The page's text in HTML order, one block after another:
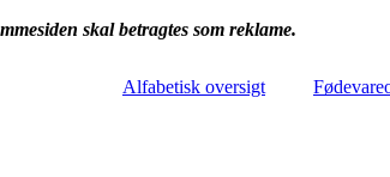
skal betragtes som reklame.
Alfabetisk oversigt